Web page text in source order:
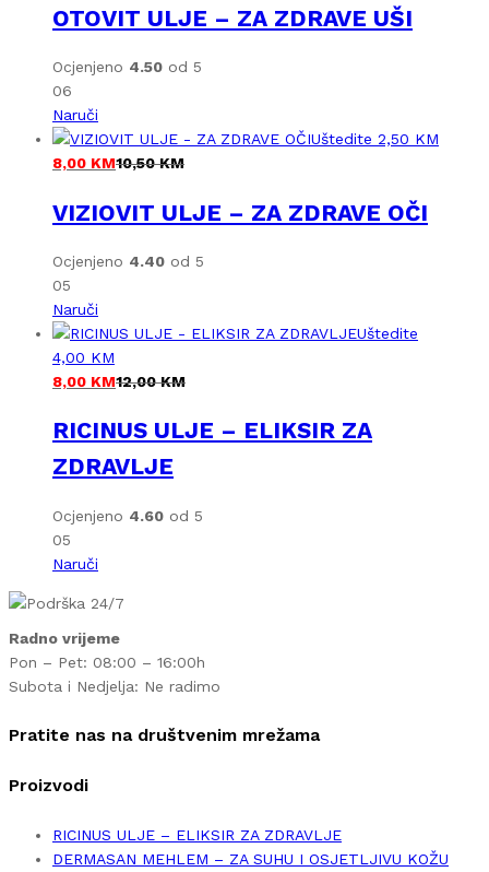
OTOVIT ULJE – ZA ZDRAVE UŠI
Ocjenjeno 4.50 od 5
06
Naruči
Uštedite 2,50 KM
8,00 KM10,50KM
VIZIOVIT ULJE – ZA ZDRAVE OČI
Ocjenjeno 4.40 od 5
05
Naruči
Uštedite
4,00 KM
8,00 KM12,00KM
RICINUS ULJE – ELIKSIR ZA
ZDRAVLJE
Ocjenjeno 4.60 od 5
05
Naruči
Radno vrijeme
Pon – Pet: 08:00 – 16:00h
Subota i Nedjelja: Ne radimo
Pratite nas na društvenim mrežama
Proizvodi
RICINUS ULJE – ELIKSIR ZA ZDRAVLJE
DERMASAN MEHLEM – ZA SUHU I OSJETLJIVU KOŽU